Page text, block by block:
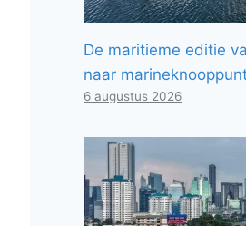
De maritieme editie
naar
6 augustus 2026